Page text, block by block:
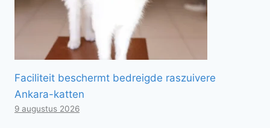
Faciliteit beschermt bedreigde raszuivere
Ankara-katten
9 augustus 2026